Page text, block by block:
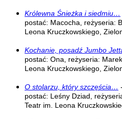
Królewna Śnieżka i siedmiu…
postać: Macocha, reżyseria:
Leona Kruczkowskiego,
Kochanie, posadź Jumbo
postać: Ona, reżyseria:
Leona Kruczkowskiego,
O stolarzu, który szczęścia…
postać: Leśny Dziad,
Teatr im. Leona